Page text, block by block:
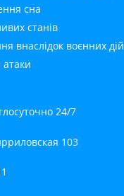
сна
станів
внаслідок воєнних дій
атаки
24/7
103